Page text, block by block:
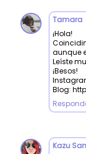
Tamara
¡Hola!
aunque
Leíste
¡Besos!
Blog:
Kazu